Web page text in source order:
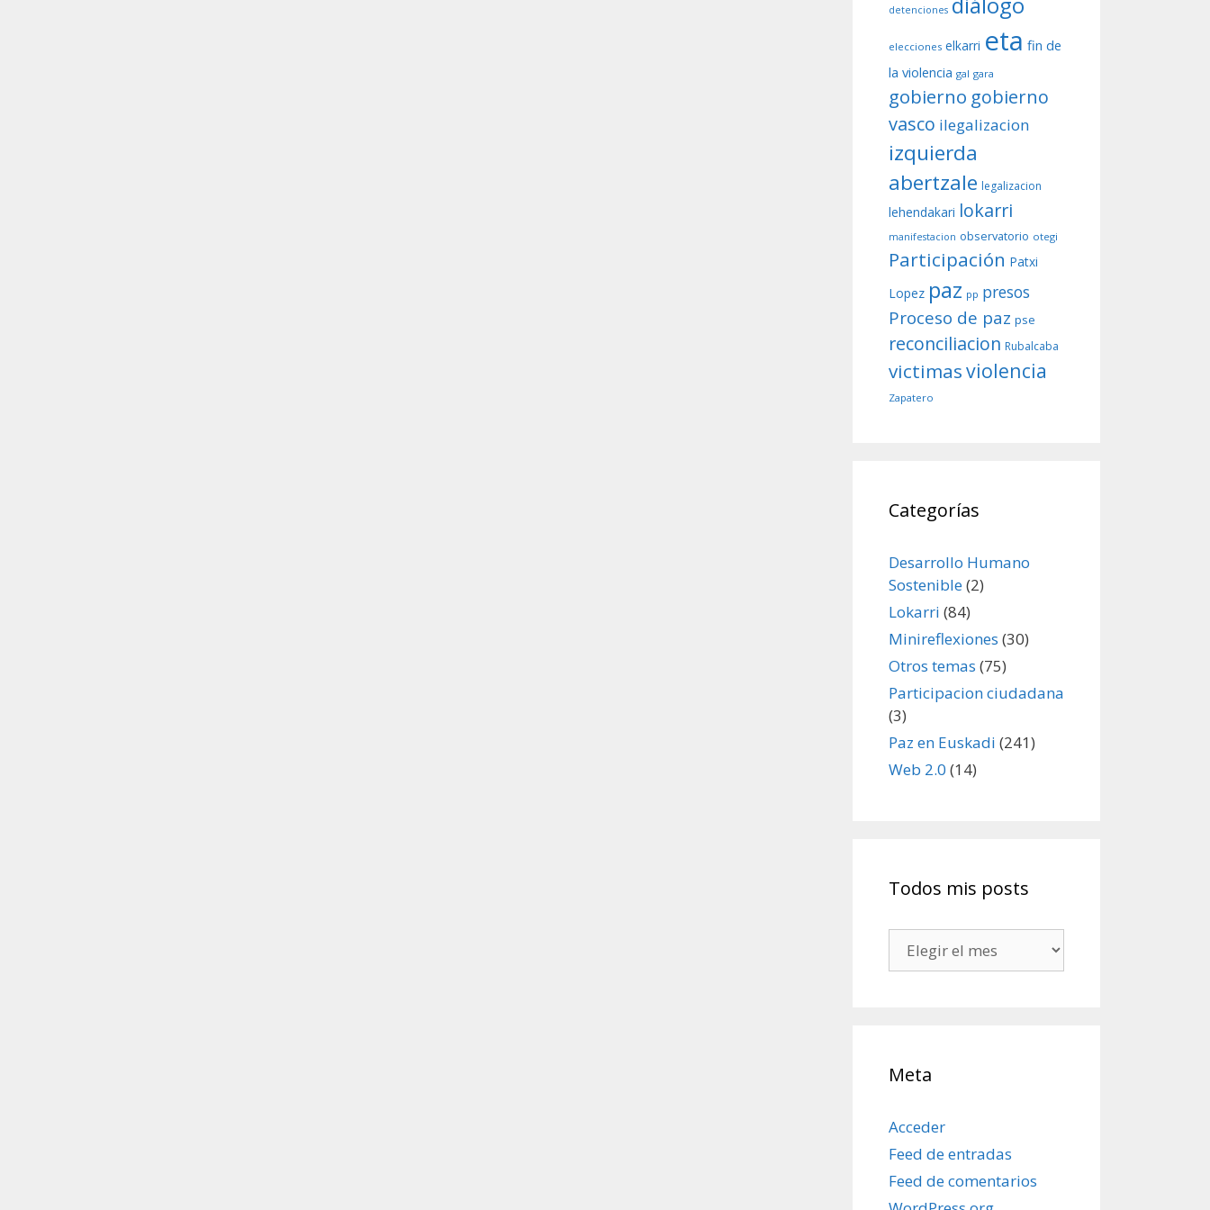
detenciones
elecciones elkarri eta fin de
la violencia gal gara
gobierno gobierno
vasco ilegalizacion
izquierda
abertzale legalizacion
lehendakari lokarri
manifestacion observatorio otegi
Participación Patxi
Lopez paz pp presos
Proceso de paz pse
reconciliacion Rubalcaba
victimasviolencia
Zapatero
Categorías
Desarrollo Humano
Sostenible(2)
Lokarri (84)
Minireflexiones (30)
Otros temas (75)
Participacion ciudadana
(3)
Paz en Euskadi (241)
Web 2.0 (14)
Todos mis posts
mis
Meta
Acceder
Feed de entradas
Feed de comentarios